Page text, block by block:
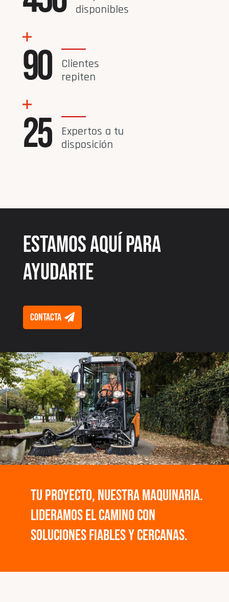
disponibles
90
Clientes
repiten
25
Expertos a tu
disposición
Estamos aquí para
ayudarte
Contacta
Tu proyecto, nuestra maquinaria.
Lideramos el camino con
soluciones fiables y cercanas.